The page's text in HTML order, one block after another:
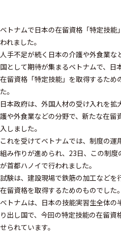
ベトナムで日本の在留資格「特定技能
われました。
人手不足が続く日本の介護や外食業な
国として期待が集まるベトナムで、日
在留資格「特定技能」を取得するため
た。
日本政府は、外国人材の受け入れを拡
護や外食業などの分野で、新たな在留
入しました。
これを受けてベトナムでは、制度の運
組み作りが進められ、23日、この制
が首都ハノイで行われました。
試験は、建設現場で鉄筋の加工などを
在留資格を取得するためのものでした。
ベトナムは、日本の技能実習生全体の
り出し国で、今回の特定技能の在留資
せられています。